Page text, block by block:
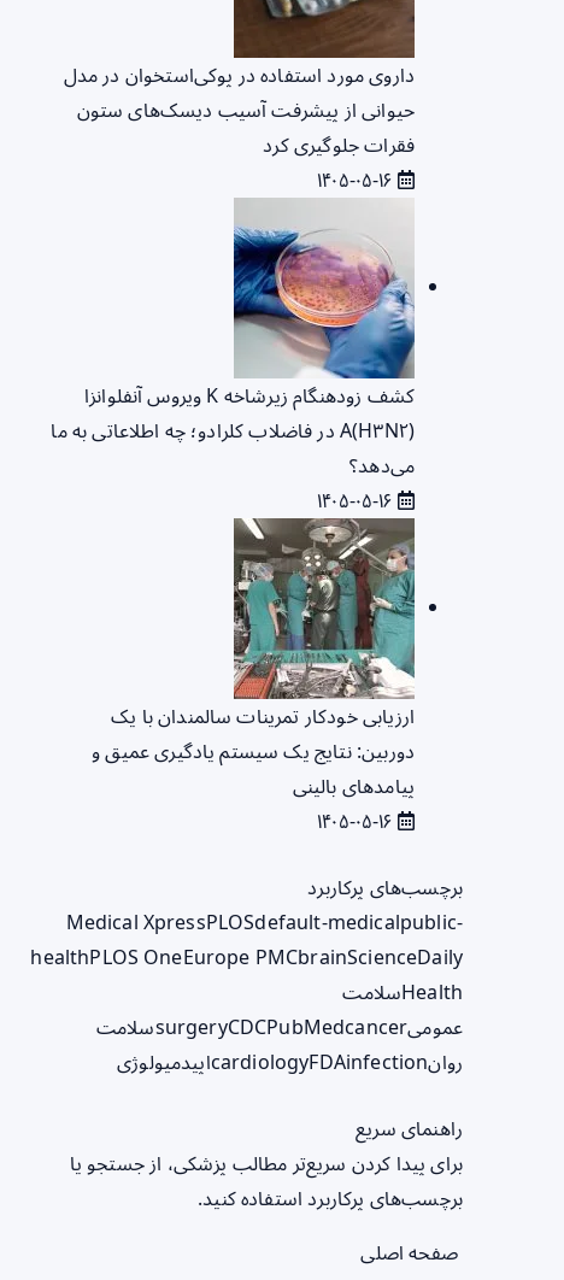
داروی مورد استفاده در پوکی‌استخوان در مدل
حیوانی از پیشرفت آسیب دیسک‌های ستون
فقرات جلوگیری کرد
کشف زودهنگام زیرشاخه K ویروس آنفلوانزا
A(H۳N۲) در فاضلاب کلرادو؛ چه اطلاعاتی به ما
می‌دهد؟
ارزیابی خودکار تمرینات سالمندان با یک
دوربین: نتایج یک سیستم یادگیری عمیق و
پیامدهای بالینی
برچسب‌های پرکاربرد
Medical XpressPLOSdefault-medicalpublic-
healthPLOS OneEurope PMCbrainScienceDaily
Healthسلامت
عمومی
surgeryCDCPubMedcancer
سلامت
روان
cardiologyFDAinfection اپیدمیولوژی
راهنمای سریع
برای پیدا کردن سریع‌تر مطالب پزشکی، از جستجو یا
برچسب‌های پرکاربرد استفاده کنید.
صفحه اصلی